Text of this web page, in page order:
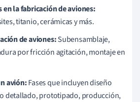
en la fabricación de aviones:
titanio, cerámicas y más.
de aviones:Subensamblaje,
por fricción agitación, montaje en
avión:Fases que incluyen diseño
detallado, prototipado, producción,